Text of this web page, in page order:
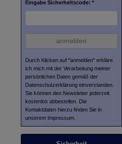
Eingabe Sicherheitscode: *
anmelden
Durch Klicken auf "anmelden" erkläre
ich mich mit der Verarbeitung meiner
persönlichen Daten gemäß der
Datenschutzerklärung einverstanden.
Sie können den Newsletter jederzeit
kostenlos abbestellen. Die
Kontaktdaten hierzu finden Sie in
unserem Impressum.